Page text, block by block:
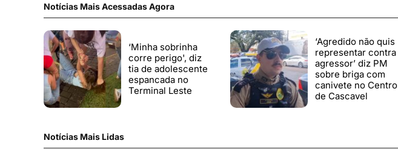
Notícias Mais Acessadas Agora
‘Minha sobrinha
corre perigo', diz
tia de adolescente
espancada no
Terminal Leste
‘Agredido não quis
representar contra
agressor’ diz PM
sobre briga com
canivete no Centro
de Cascavel
Notícias Mais Lidas